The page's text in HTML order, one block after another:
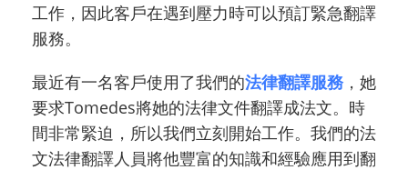
工作，因此客戶在遇到壓力時可以預訂緊急翻譯
服務。
最近有一名客戶使用了我們的法律翻譯服務 ，她
要求Tomedes將她的法律文件翻譯成法文。時
間非常緊迫，所以我們立刻開始工作。我們的法
文法律翻譯人員將他豐富的知識和經驗應用到翻